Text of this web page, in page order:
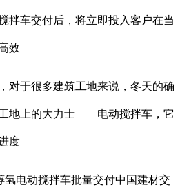
拌车交付后，将立即投入客户在当
效
于很多建筑工地来说，冬天的确
地上的大力士——电动搅拌车，它
度
电动搅拌车批量交付中国建材交